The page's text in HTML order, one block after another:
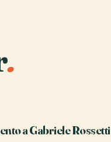
.
a Gabriele Rossetti